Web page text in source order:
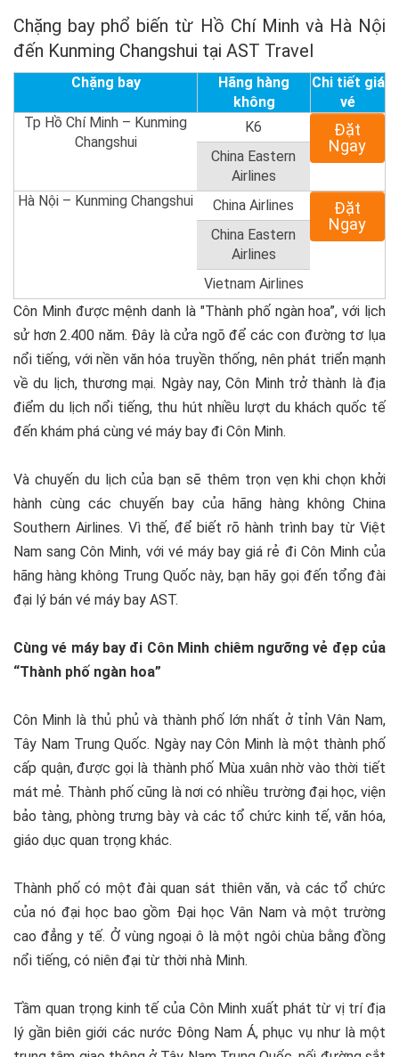
Chặng bay phổ biến từ Hồ Chí Minh và Hà Nội
đến Kunming Changshui tại AST Travel
Chặng bay
Hãng hàng
không
Chi tiết giá
vé
Tp Hồ Chí Minh – Kunming
Changshui
K6
Đặt
Ngay
China Eastern
Airlines
Hà Nội – Kunming Changshui
China Airlines
Đặt
Ngay
China Eastern
Airlines
Vietnam Airlines
Côn Minh được mệnh danh là "Thành phố ngàn hoa”, với lịch
sử hơn 2.400 năm. Đây là cửa ngõ để các con đường tơ lụa
nổi tiếng, với nền văn hóa truyền thống, nên phát triển mạnh
về du lịch, thương mại. Ngày nay, Côn Minh trở thành là địa
điểm du lịch nổi tiếng, thu hút nhiều lượt du khách quốc tế
đến khám phá cùng vé máy bay đi Côn Minh.
Và chuyến du lịch của bạn sẽ thêm trọn vẹn khi chọn khởi
hành cùng các chuyến bay của hãng hàng không China
Southern Airlines. Vì thế, để biết rõ hành trình bay từ Việt
Nam sang Côn Minh, với vé máy bay giá rẻ đi Côn Minh của
hãng hàng không Trung Quốc này, bạn hãy gọi đến tổng đài
đại lý bán vé máy bay AST.
Cùng vé máy bay đi Côn Minh chiêm ngưỡng vẻ đẹp của
“Thành phố ngàn hoa”
Côn Minh là thủ phủ và thành phố lớn nhất ở tỉnh Vân Nam,
Tây Nam Trung Quốc. Ngày nay Côn Minh là một thành phố
cấp quận, được gọi là thành phố Mùa xuân nhờ vào thời tiết
mát mẻ. Thành phố cũng là nơi có nhiều trường đại học, viện
bảo tàng, phòng trưng bày và các tổ chức kinh tế, văn hóa,
giáo dục quan trọng khác.
Thành phố có một đài quan sát thiên văn, và các tổ chức
của nó đại học bao gồm Đại học Vân Nam và một trường
cao đẳng y tế. Ở vùng ngoại ô là một ngôi chùa bằng đồng
nổi tiếng, có niên đại từ thời nhà Minh.
Tầm quan trọng kinh tế của Côn Minh xuất phát từ vị trí địa
lý gần biên giới các nước Đông Nam Á, phục vụ như là một